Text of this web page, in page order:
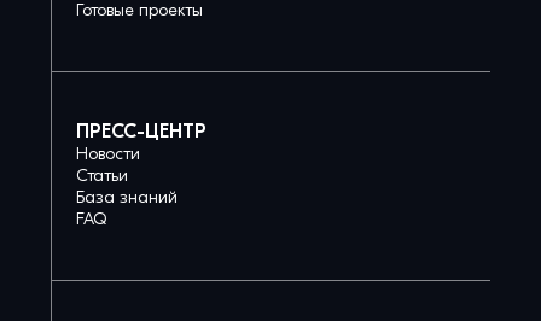
Готовые проекты
ПРЕСС-ЦЕНТР
Новости
Статьи
База знаний
FAQ